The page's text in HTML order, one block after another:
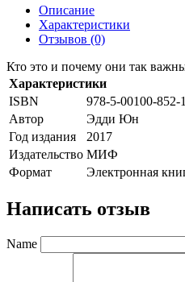
Описание
Характеристики
Отзывов (0)
Кто это и почему они так
Характеристики
ISBN
978-5-00100-852-1
Автор
Эдди Юн
Год издания
2017
Издательство МИФ
Формат
Электронная
Написать отзыв
Name